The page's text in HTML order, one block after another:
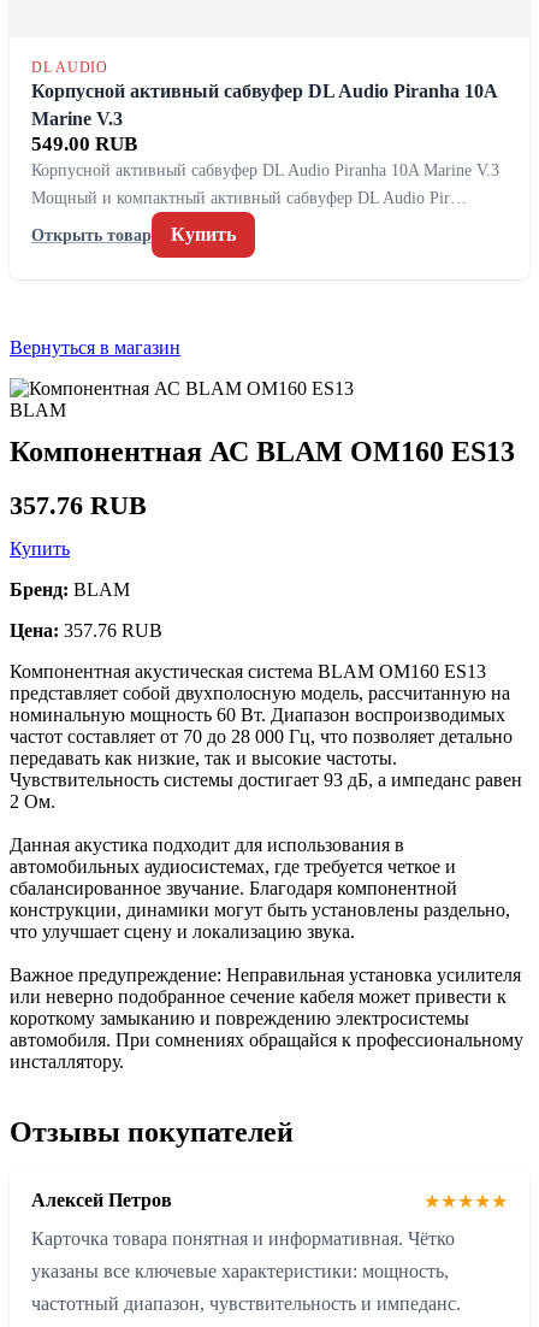
DL AUDIO
Корпусной активный сабвуфер DL Audio Piranha 10A
Marine V.3
549.00 RUB
Корпусной активный сабвуфер DL Audio Piranha 10A Marine V.3
Мощный и компактный активный сабвуфер DL Audio Pir…
Открыть товар
Купить
Вернуться в магазин
BLAM
Компонентная АС BLAM OM160 ES13
357.76 RUB
Купить
Бренд: BLAM
Цена: 357.76 RUB
Компонентная акустическая система BLAM OM160 ES13
представляет собой двухполосную модель, рассчитанную на
номинальную мощность 60 Вт. Диапазон воспроизводимых
частот составляет от 70 до 28 000 Гц, что позволяет детально
передавать как низкие, так и высокие частоты.
Чувствительность системы достигает 93 дБ, а импеданс равен
2 Ом.
Данная акустика подходит для использования в
автомобильных аудиосистемах, где требуется четкое и
сбалансированное звучание. Благодаря компонентной
конструкции, динамики могут быть установлены раздельно,
что улучшает сцену и локализацию звука.
Важное предупреждение: Неправильная установка усилителя
или неверно подобранное сечение кабеля может привести к
короткому замыканию и повреждению электросистемы
автомобиля. При сомнениях обращайся к профессиональному
инсталлятору.
Отзывы покупателей
Алексей Петров
★★★★★
Карточка товара понятная и информативная. Чётко
указаны все ключевые характеристики: мощность,
частотный диапазон, чувствительность и импеданс.